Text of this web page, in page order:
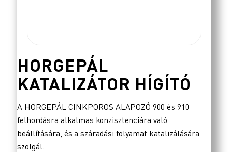
HORGEPÁL
KATALIZÁTOR HÍGÍTÓ
A HORGEPÁL CINKPOROS ALAPOZÓ 900 és 910
felhordásra alkalmas konzisztenciára való
beállítására, és a száradási folyamat katalizálására
szolgál.